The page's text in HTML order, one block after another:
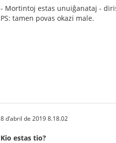
- Mortintoj estas unuiĝanataj -
PS: tamen povas okazi male.
8 d’abril de 2019 8.18.02
Kio estas tio?